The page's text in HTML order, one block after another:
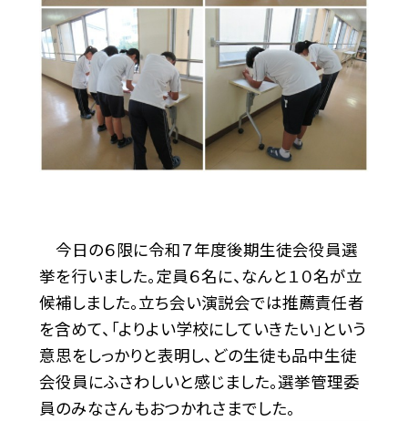
今日の６限に令和７年度後期生徒会役員選
挙を行いました。定員６名に、なんと１０名が立
候補しました。立ち会い演説会では推薦責任者
を含めて、「よりよい学校にしていきたい」という
意思をしっかりと表明し、どの生徒も品中生徒
会役員にふさわしいと感じました。選挙管理委
員のみなさんもおつかれさまでした。